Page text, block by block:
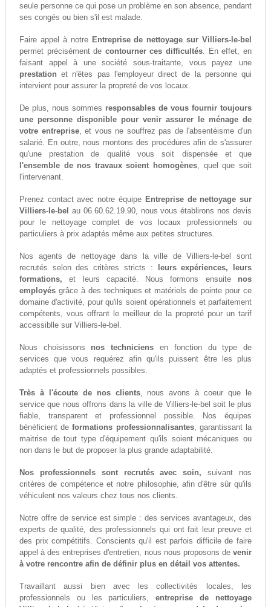
seule personne ce qui pose un problème en son absence, pendant
ses congés ou bien s'il est malade.
Faire appel à notre Entreprise de nettoyage sur Villiers-le-bel
permet précisément de contourner ces difficultés. En effet, en
faisant appel à une société sous-traitante, vous payez une
prestation et n'êtes pas l'employeur direct de la personne qui
intervient pour assurer la propreté de vos locaux.
De plus, nous sommes responsables de vous fournir toujours
une personne disponible pour venir assurer le ménage de
votre entreprise, et vous ne souffrez pas de l'absentéisme d'un
salarié. En outre, nous montons des procédures afin de s'assurer
qu'une prestation de qualité vous soit dispensée et que
l'ensemble de nos travaux soient homogènes, quel que soit
l'intervenant.
Prenez contact avec notre équipe Entreprise de nettoyage sur
Villiers-le-bel au 06.60.62.19.90, nous vous établirons nos devis
pour le nettoyage complet de vos locaux professionnels ou
particuliers à prix adaptés même aux petites structures.
Nos agents de nettoyage dans la ville de Villiers-le-bel sont
recrutés selon des critères stricts :
leurs expériences, leurs
formations, et leurs capacité. Nous formons ensuite nos
employésgrâce à des techniques et matériels de pointe pour ce
domaine d'activité, pour qu'ils soient opérationnels et parfaitement
compétents, vous offrant le meilleur de la propreté pour un tarif
accessiblle sur Villiers-le-bel.
Nous choisissons nos techniciens en fonction du type de
services que vous requérez afin qu'ils puissent être les plus
adaptés et professionnels possibles.
Très à l'écoute de nos clients, nous avons à coeur que le
service que nous offrons dans la ville de Villiers-le-bel soit le plus
fiable, transparent et professionnel possible. Nos équipes
bénéficient deformations professionnalisantes, garantissant la
maitrise de tout type d'équipement qu'ils soient mécaniques ou
non dans le but de proposer la plus grande adaptabilité.
Nos professionnels sont recrutés avec soin, suivant nos
critères de compétence et notre philosophie, afin d'être sûr qu'ils
véhiculent nos valeurs chez tous nos clients.
Notre offre de service est simple : des services avantageux, des
experts de qualité, des professionnels qui ont fait leur preuve et
des prix compétitifs. Conscients qu'il est parfois difficile de faire
appel à des entreprises d'entretien, nous nous proposons devenir
à votre rencontre afin de définir plus en détail vos attentes.
Travaillant aussi bien avec les collectivités locales, les
professionnels ou les particuliers,entreprise de nettoyage